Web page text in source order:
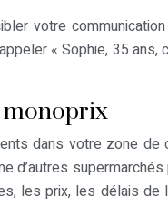
votre
« Sophie, 35 ans,
monoprix
dans votre zone
les prix, les délais de